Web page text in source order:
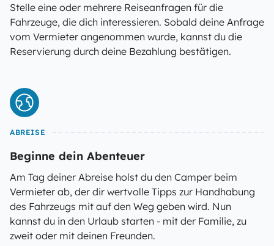
Stelle eine oder mehrere Reiseanfragen für die
Fahrzeuge, die dich interessieren. Sobald deine Anfrage
vom Vermieter angenommen wurde, kannst du die
Reservierung durch deine Bezahlung bestätigen.
ABREISE
Beginne dein Abenteuer
Am Tag deiner Abreise holst du den Camper beim
Vermieter ab, der dir wertvolle Tipps zur Handhabung
des Fahrzeugs mit auf den Weg geben wird. Nun
kannst du in den Urlaub starten - mit der Familie, zu
zweit oder mit deinen Freunden.